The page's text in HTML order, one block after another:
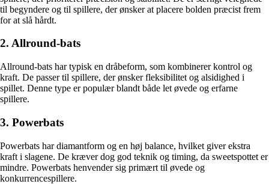
til begyndere og til spillere, der ønsker at placere bolden præcist frem
for at slå hårdt.
2. Allround-bats
Allround-bats har typisk en dråbeform, som kombinerer kontrol og
kraft. De passer til spillere, der ønsker fleksibilitet og alsidighed i
spillet. Denne type er populær blandt både let øvede og erfarne
spillere.
3. Powerbats
Powerbats har diamantform og en høj balance, hvilket giver ekstra
kraft i slagene. De kræver dog god teknik og timing, da sweetspottet er
mindre. Powerbats henvender sig primært til øvede og
konkurrencespillere.